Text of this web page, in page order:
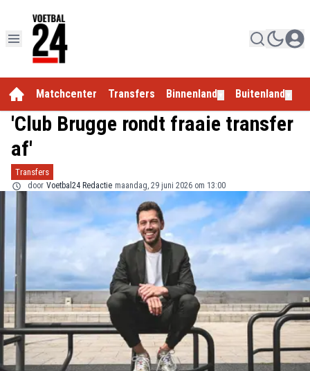
Matchcenter Transfers Binnenland Buitenland
'Club Brugge rondt fraaie transfer
af'
Transfers
door Voetbal24 Redactie maandag, 29 juni 2026 om 13:00